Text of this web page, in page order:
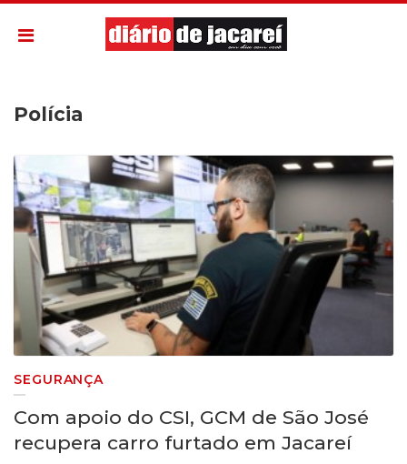
Polícia
SEGURANÇA
Com apoio do CSI, GCM de São José
recupera carro furtado em Jacareí